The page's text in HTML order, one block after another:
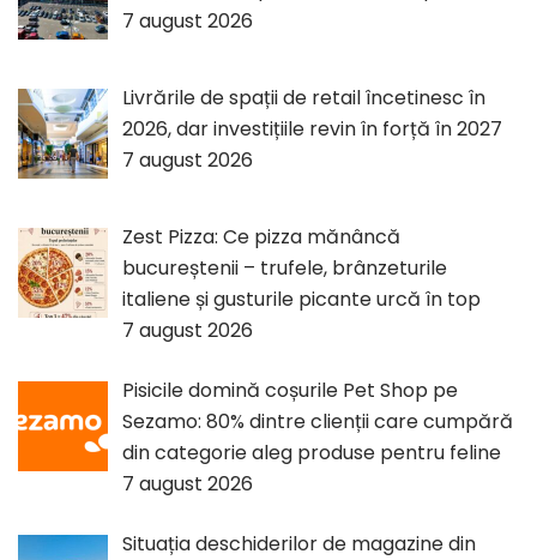
7 august 2026
Livrările de spații de retail încetinesc în
2026, dar investițiile revin în forță în 2027
7 august 2026
Zest Pizza: Ce pizza mănâncă
bucureștenii – trufele, brânzeturile
italiene și gusturile picante urcă în top
7 august 2026
Pisicile domină coșurile Pet Shop pe
Sezamo: 80% dintre clienții care cumpără
din categorie aleg produse pentru feline
7 august 2026
Situația deschiderilor de magazine din